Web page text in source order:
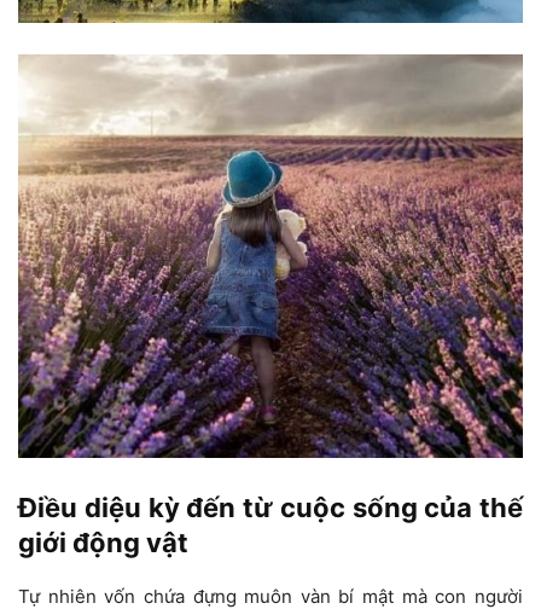
Điều diệu kỳ đến từ cuộc sống của thế
giới động vật
Tự nhiên vốn chứa đựng muôn vàn bí mật mà con người